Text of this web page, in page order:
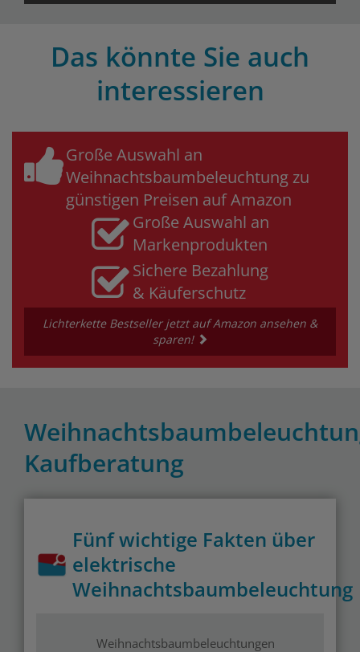
Das könnte Sie auch
interessieren
Große Auswahl an
Weihnachtsbaumbeleuchtung zu
günstigen Preisen auf Amazon
Große Auswahl an
Markenprodukten
Sichere Bezahlung
& Käuferschutz
Lichterkette Bestseller jetzt auf Amazon ansehen &
sparen!
Kaufberatung
Fünf wichtige Fakten über
elektrische
Weihnachtsbaumbeleuchtung
Weihnachtsbaumbeleuchtungen